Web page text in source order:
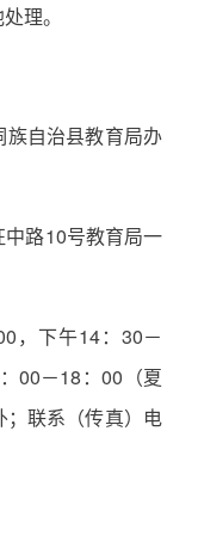
理。
自治县教育局办
路10号教育局一
，下午14：30－
00－18：00（夏
；联系（传真）电